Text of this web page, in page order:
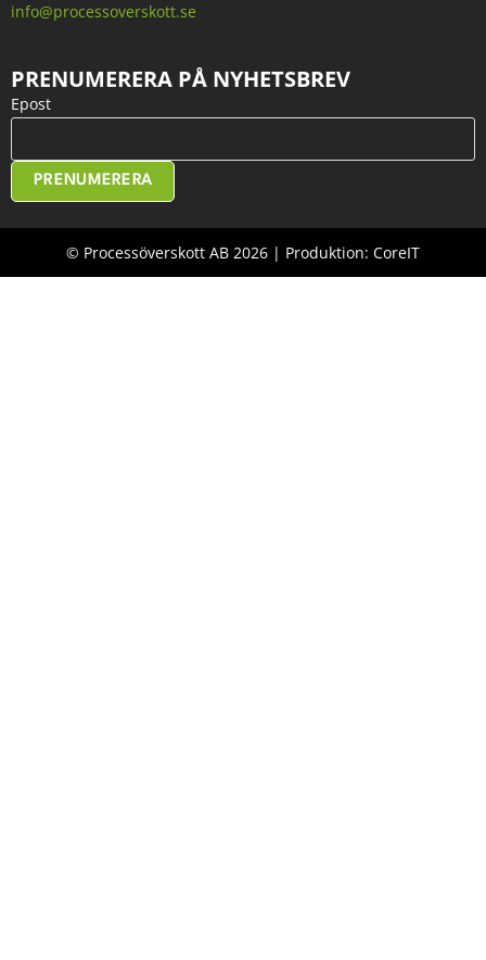
info@processoverskott.se
PRENUMERERA PÅ NYHETSBREV
Epost
PRENUMERERA
© Processöverskott AB 2026 | Produktion: CoreIT